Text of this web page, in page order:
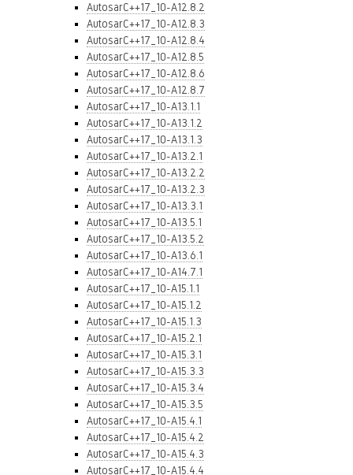
AutosarC++17_10-A12.8.2
AutosarC++17_10-A12.8.3
AutosarC++17_10-A12.8.4
AutosarC++17_10-A12.8.5
AutosarC++17_10-A12.8.6
AutosarC++17_10-A12.8.7
AutosarC++17_10-A13.1.1
AutosarC++17_10-A13.1.2
AutosarC++17_10-A13.1.3
AutosarC++17_10-A13.2.1
AutosarC++17_10-A13.2.2
AutosarC++17_10-A13.2.3
AutosarC++17_10-A13.3.1
AutosarC++17_10-A13.5.1
AutosarC++17_10-A13.5.2
AutosarC++17_10-A13.6.1
AutosarC++17_10-A14.7.1
AutosarC++17_10-A15.1.1
AutosarC++17_10-A15.1.2
AutosarC++17_10-A15.1.3
AutosarC++17_10-A15.2.1
AutosarC++17_10-A15.3.1
AutosarC++17_10-A15.3.3
AutosarC++17_10-A15.3.4
AutosarC++17_10-A15.3.5
AutosarC++17_10-A15.4.1
AutosarC++17_10-A15.4.2
AutosarC++17_10-A15.4.3
AutosarC++17_10-A15.4.4